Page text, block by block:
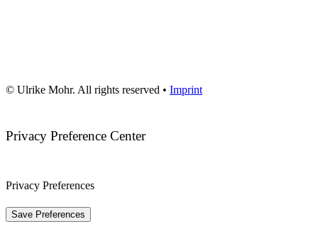
© Ulrike Mohr. All rights reserved • Imprint
Privacy Preference Center
Privacy Preferences